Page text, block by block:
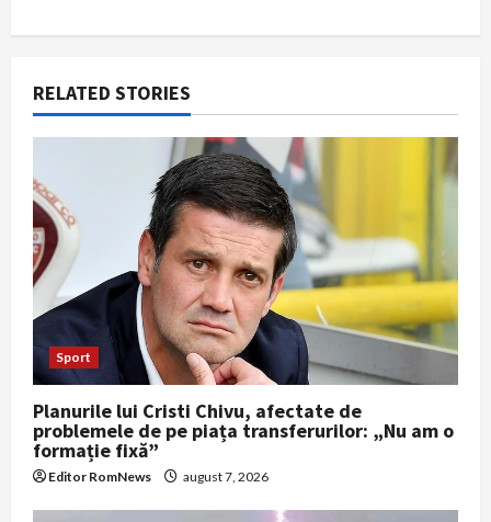
g
t
i
o
n
RELATED STORIES
Sport
Planurile lui Cristi Chivu, afectate de
problemele de pe piața transferurilor: „Nu am o
formație fixă”
Editor RomNews august 7, 2026